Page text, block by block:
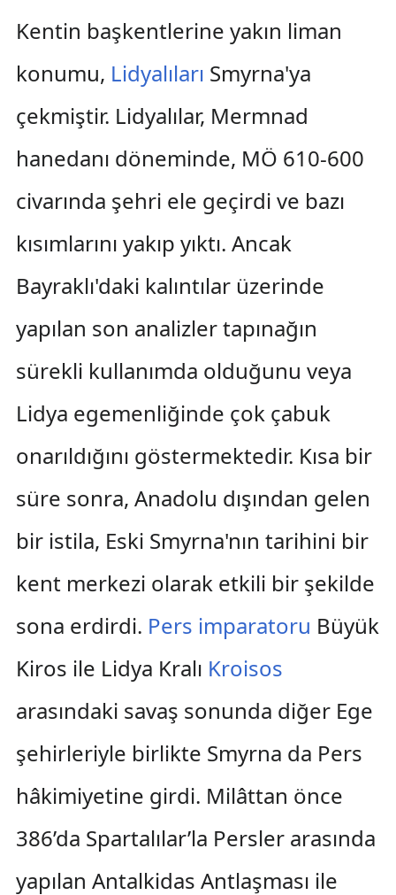
Kentin başkentlerine yakın liman
konumu, Lidyalıları Smyrna'ya
çekmiştir. Lidyalılar, Mermnad
hanedanı döneminde, MÖ 610-600
civarında şehri ele geçirdi ve bazı
kısımlarını yakıp yıktı. Ancak
Bayraklı'daki kalıntılar üzerinde
yapılan son analizler tapınağın
sürekli kullanımda olduğunu veya
Lidya egemenliğinde çok çabuk
onarıldığını göstermektedir. Kısa bir
süre sonra, Anadolu dışından gelen
bir istila, Eski Smyrna'nın tarihini bir
kent merkezi olarak etkili bir şekilde
sona erdirdi. Pers imparatoru Büyük
Kiros ile Lidya Kralı Kroisos
arasındaki savaş sonunda diğer Ege
şehirleriyle birlikte Smyrna da Pers
hâkimiyetine girdi. Milâttan önce
386’da Spartalılar’la Persler arasında
yapılan Antalkidas Antlaşması ile